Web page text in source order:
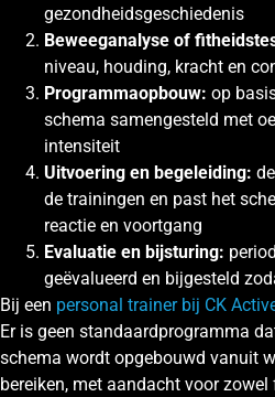
gezondheidsgeschiedenis
Beweeganalyse of
niveau, houding, kracht en
Programmaopbouw: op
schema samengesteld met
intensiteit
Uitvoering en begeleiding:
de trainingen en past het
reactie en voortgang
Evaluatie en bijsturing:
geëvalueerd en bijgesteld
Bij een personal trainer bij CK
Er is geen standaardprogramma
schema wordt opgebouwd vanuit
bereiken, met aandacht voor